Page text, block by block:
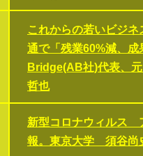
これからの若いビジ
通で「残業60%減、
Bridge(AB社)代表、
哲也
新型コロナウィルス
報。東京大学 須谷尚